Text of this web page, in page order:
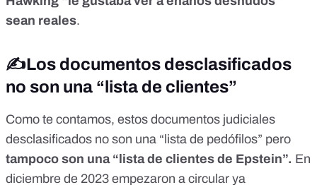
sean reales.
✍️Los documentos desclasificados
no son una “lista de clientes”
Como te contamos, estos documentos judiciales
desclasificados no son una “lista de pedófilos” pero
tampoco son una “lista de clientes de Epstein”. En
diciembre de 2023 empezaron a circular ya